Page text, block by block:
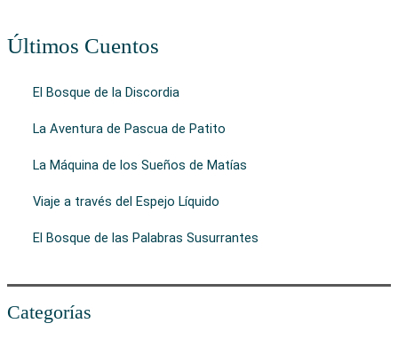
Últimos Cuentos
El Bosque de la Discordia
La Aventura de Pascua de Patito
La Máquina de los Sueños de Matías
Viaje a través del Espejo Líquido
El Bosque de las Palabras Susurrantes
Categorías